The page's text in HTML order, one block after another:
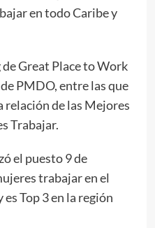
en todo Caribe y
Great Place to Work
PMDO, entre las que
relación de las Mejores
Trabajar.
el puesto 9 de
trabajar en el
Top 3 en la región